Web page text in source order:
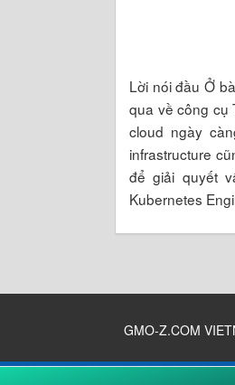
Lời nói đầu Ở
qua về công cụ
cloud ngày
infrastructure
để giải quyết
Kubernetes
GMO-Z.COM